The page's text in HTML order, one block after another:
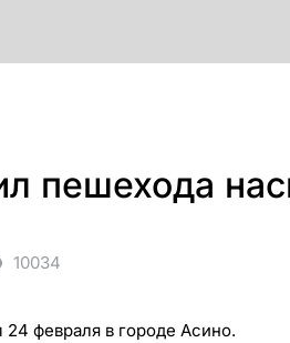
пешехода
10034
февраля в городе Асино.